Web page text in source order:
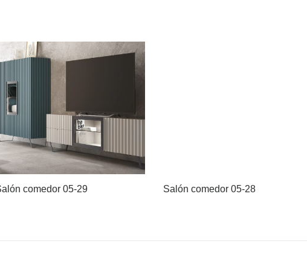
comedor 05-29 Salón comedor 05-28